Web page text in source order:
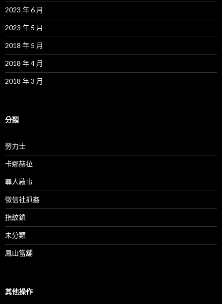
2023 年 6 月
2023 年 5 月
2018 年 5 月
2018 年 4 月
2018 年 3 月
分類
勞力士
卡娜赫拉
尋人啟事
徵信社抓姦
指紋鎖
未分類
鳳山當舖
其他操作